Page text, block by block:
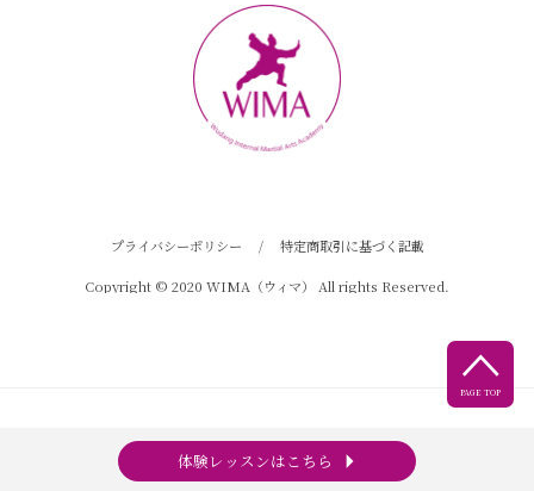
体験レッスンはこちら arrow_right

PAGE TOP
プライバシーポリシー / 特定商取引に基づく記載
Copyright © 2020 WIMA（ウィマ） All rights Reserved.